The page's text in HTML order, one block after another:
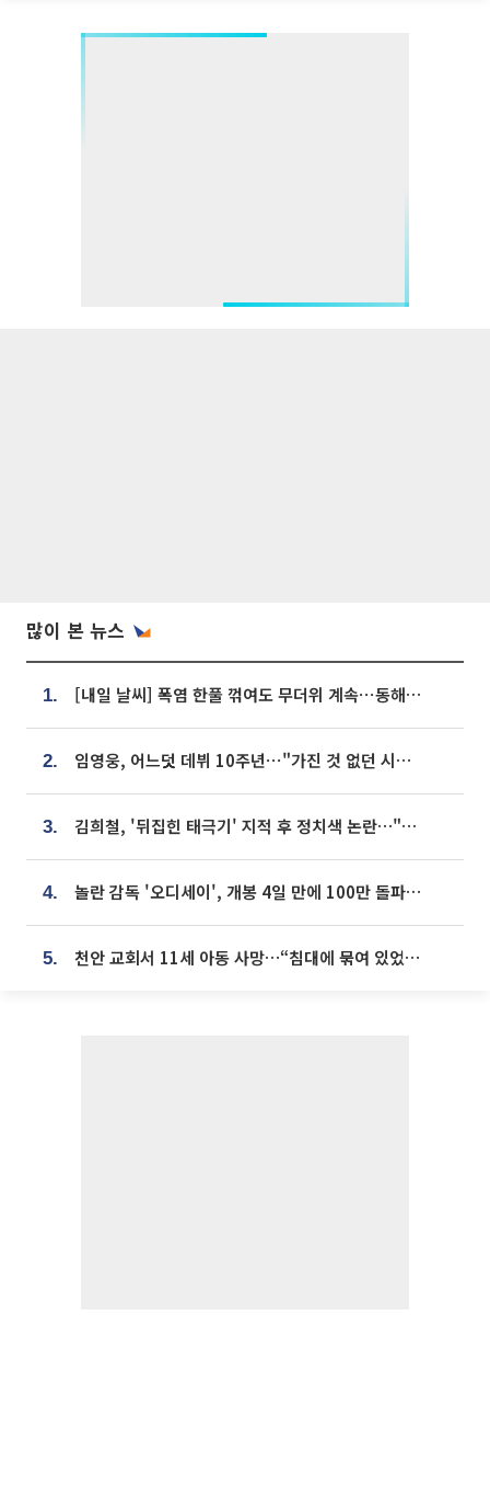
많이 본 뉴스
1. [내일 날씨] 폭염 한풀 꺾여도 무더위 계속⋯동해안 이틀 연속 비
2. 임영웅, 어느덧 데뷔 10주년⋯"가진 것 없던 시절, 내 앞엔 20명의 팬뿐"
3. 김희철, '뒤집힌 태극기' 지적 후 정치색 논란…"좌우 떠나 우리나라 국기"
4. 놀란 감독 '오디세이', 개봉 4일 만에 100만 돌파⋯'왕사남' 보다 빠르다
5. 천안 교회서 11세 아동 사망…“침대에 묶여 있었다” 진술 확보